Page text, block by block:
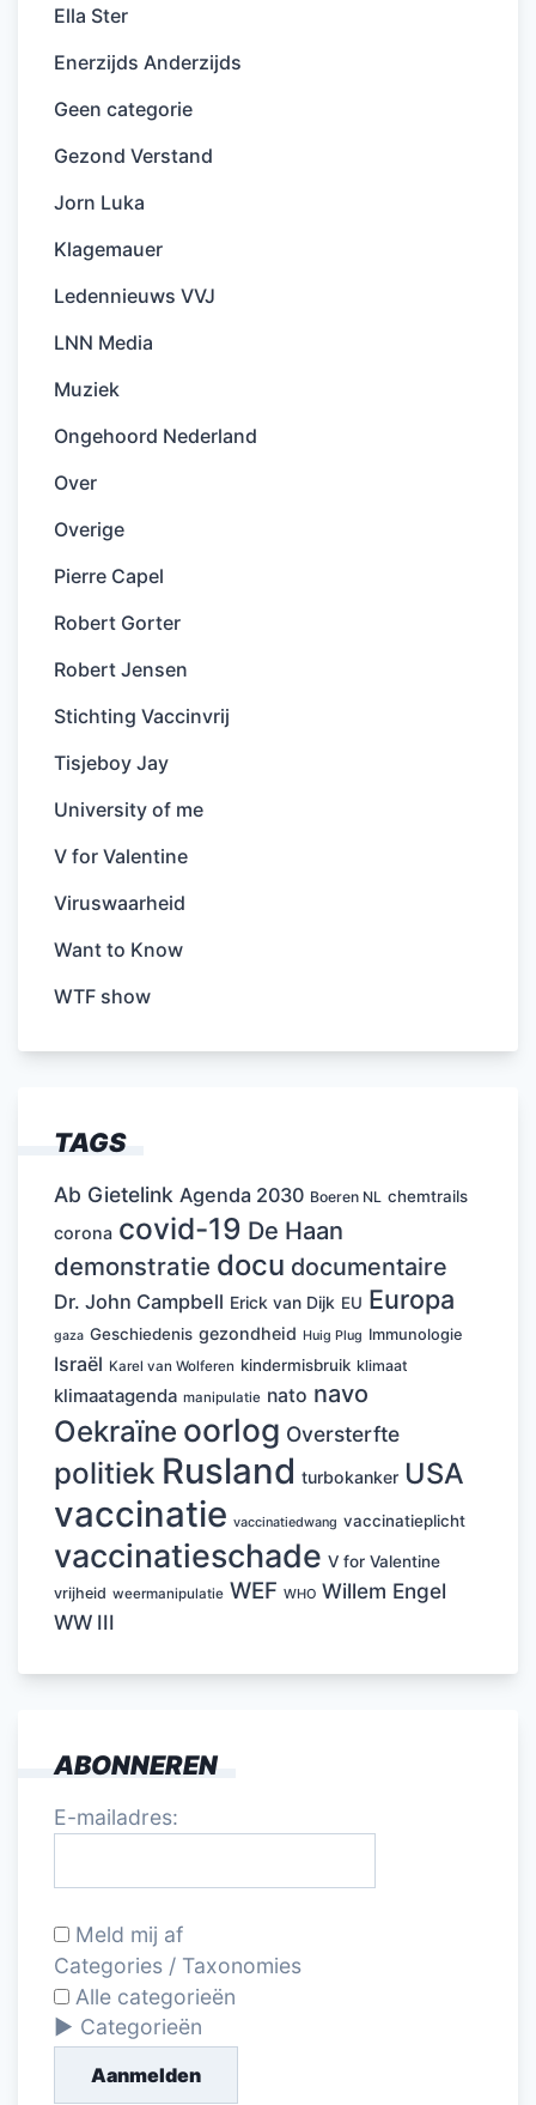
Ella Ster
Enerzijds Anderzijds
Geen categorie
Gezond Verstand
Jorn Luka
Klagemauer
Ledennieuws VVJ
LNN Media
Muziek
Ongehoord Nederland
Over
Overige
Pierre Capel
Robert Gorter
Robert Jensen
Stichting Vaccinvrij
Tisjeboy Jay
University of me
V for Valentine
Viruswaarheid
Want to Know
WTF show
TAGS
Ab Gietelink Agenda 2030 Boeren NL chemtrails
corona covid-19 De Haan
demonstratie docu documentaire
Dr. John Campbell Erick van Dijk EU Europa
gaza Geschiedenis gezondheid Huig Plug Immunologie
Israël Karel van Wolferen kindermisbruik klimaat
klimaatagenda manipulatie nato navo
Oekraïne oorlog Oversterfte
politiek Rusland turbokanker USA
vaccinatie vaccinatiedwang vaccinatieplicht
vaccinatieschade V for Valentine
vrijheid weermanipulatie WEF WHO Willem Engel
WW III
ABONNEREN
E-mailadres:
Meld mij af
Categories / Taxonomies
Alle categorieën
Categorieën
Aanmelden